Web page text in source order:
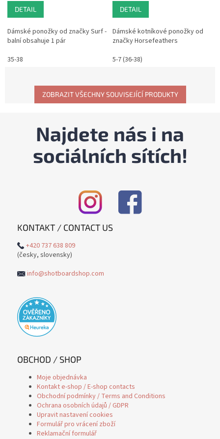
DETAIL
Dámské ponožky od značky Surf -
balní obsahuje 1 pár
35-38
DETAIL
Dámské kotníkové ponožky od
značky Horsefeathers
5-7 (36-38)
ZOBRAZIT VŠECHNY SOUVISEJÍCÍ PRODUKTY
Najdete nás i na
sociálních sítích!
KONTAKT / CONTACT US
+420 737 638 809
(česky, slovensky)
info@shotboardshop.com
OBCHOD / SHOP
Moje objednávka
Kontakt e-shop / E-shop contacts
Obchodní podmínky / Terms and Conditions
Ochrana osobních údajů / GDPR
Upravit nastavení cookies
Formulář pro vrácení zboží
Reklamační formulář